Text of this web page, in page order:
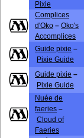
Pixie
Complices
d'Oko – Oko's
Accomplices
Guide pixie –
Pixie Guide
Guide pixie –
Pixie Guide
Nuée de
faeries –
Cloud of
Faeries